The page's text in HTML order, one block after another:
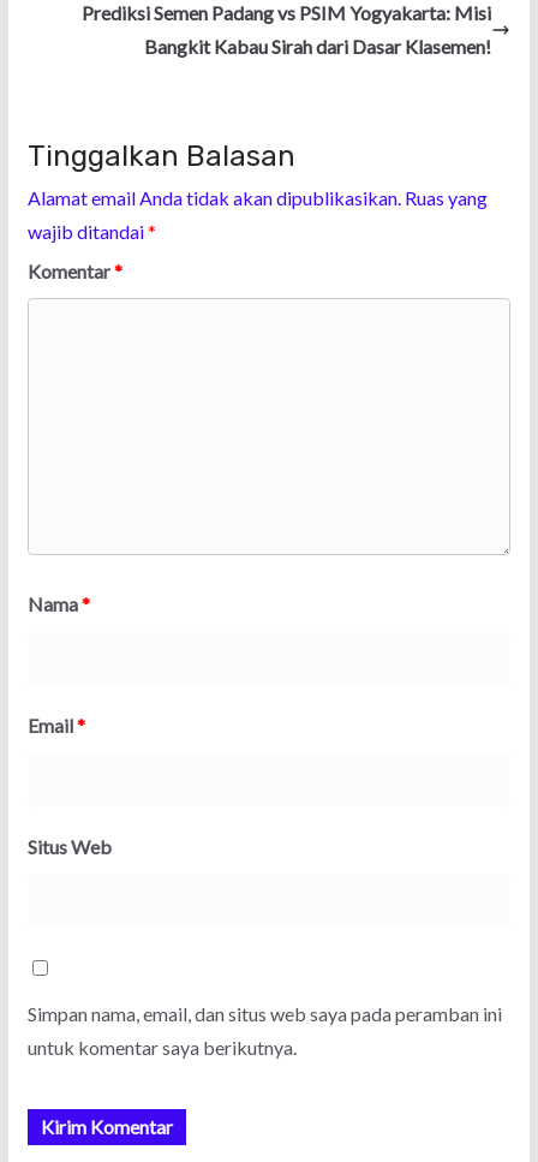
Prediksi Semen Padang vs PSIM Yogyakarta: Misi
Bangkit Kabau Sirah dari Dasar Klasemen!
Tinggalkan Balasan
Alamat email Anda tidak akan dipublikasikan. Ruas yang
wajib ditandai*
Komentar*
Nama*
Email*
Situs Web
Simpan nama, email, dan situs web saya pada peramban ini
untuk komentar saya berikutnya.